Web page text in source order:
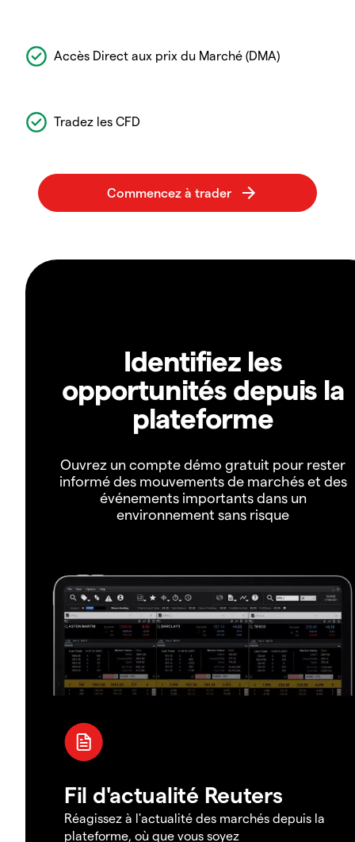
Accès Direct aux prix du Marché (DMA)
Tradez les CFD
Identifiez les
opportunités depuis la
plateforme
Ouvrez un compte démo gratuit pour rester
informé des mouvements de marchés et des
événements importants dans un
environnement sans risque
Fil d'actualité Reuters
Réagissez à l'actualité des marchés depuis la
plateforme, où que vous soyez